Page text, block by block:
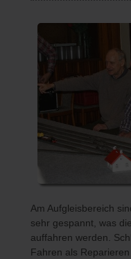
Am Aufgleisbereich
sehr gespannt, was
auffahren werden.
Fahren als